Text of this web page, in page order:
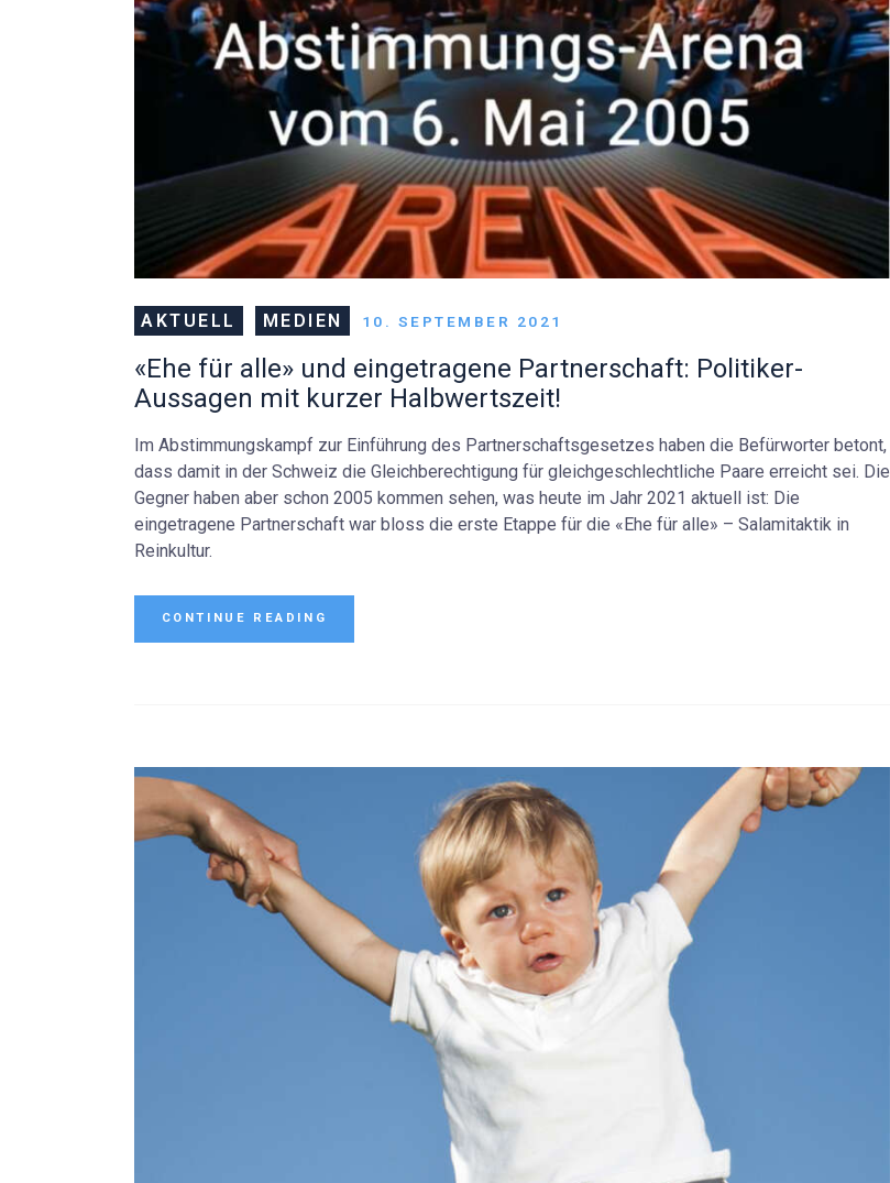
AKTUELL MEDIEN 10. SEPTEMBER 2021
«Ehe für alle» und eingetragene Partnerschaft: Politiker-
Aussagen mit kurzer Halbwertszeit!
Im Abstimmungskampf zur Einführung des Partnerschaftsgesetzes haben die Befürworter betont,
dass damit in der Schweiz die Gleichberechtigung für gleichgeschlechtliche Paare erreicht sei. Die
Gegner haben aber schon 2005 kommen sehen, was heute im Jahr 2021 aktuell ist: Die
eingetragene Partnerschaft war bloss die erste Etappe für die «Ehe für alle» – Salamitaktik in
Reinkultur.
CONTINUE READING